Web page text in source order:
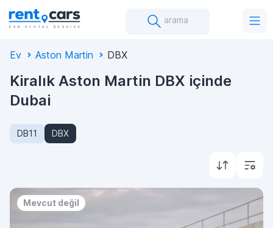
arama
Ev Aston Martin DBX
Kiralık Aston Martin DBX içinde
Dubai
DB11 DBX
Mevcut değil